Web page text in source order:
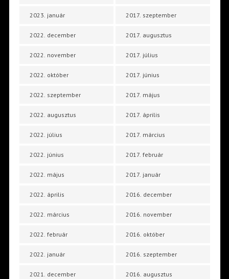
2023. január
2022. december
2022. november
2022. október
2022. szeptember
2022. augusztus
2022. július
2022. június
2022. május
2022. április
2022. március
2022. február
2022. január
2021. december
2017. szeptember
2017. augusztus
2017. július
2017. június
2017. május
2017. április
2017. március
2017. február
2017. január
2016. december
2016. november
2016. október
2016. szeptember
2016. augusztus